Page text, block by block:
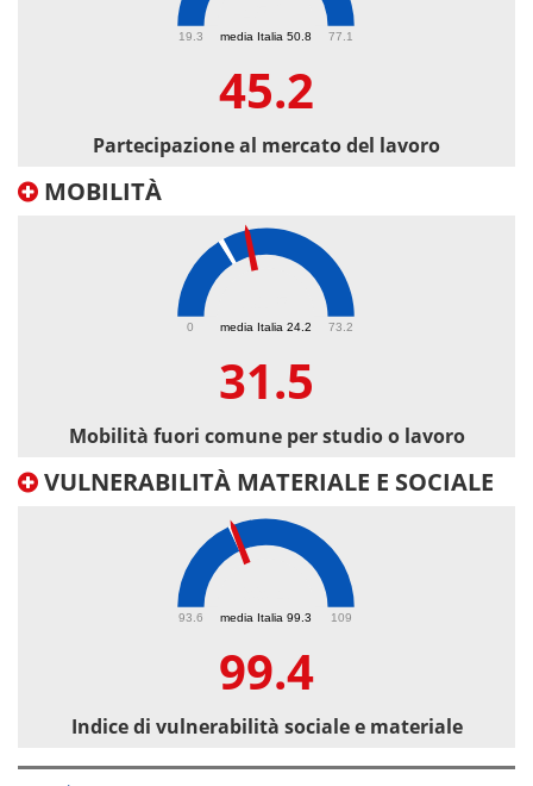
media Italia 50.8
19.3 77.1
45.2
Partecipazione al mercato del lavoro
MOBILITÀ
media Italia 24.2
0 73.2
31.5
Mobilità fuori comune per studio o lavoro
VULNERABILITÀ MATERIALE E SOCIALE
media Italia 99.3
93.6 109
99.4
Indice di vulnerabilità sociale e materiale